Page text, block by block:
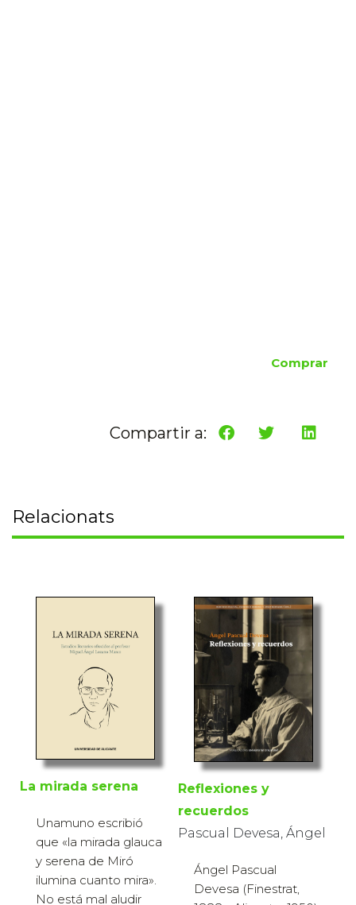
Comprar
Compartir a:
Relacionats
La mirada serena
Unamuno escribió
que «la mirada glauca
y serena de Miró
ilumina cuanto mira».
No está mal aludir
Reflexiones y
recuerdos
Pascual Devesa, Ángel
Ángel Pascual
Devesa (Finestrat,